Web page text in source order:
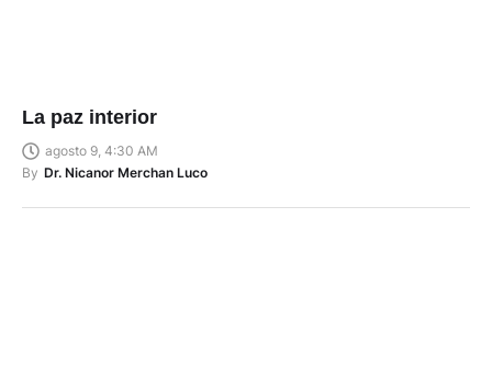
La paz interior
agosto 9, 4:30 AM
By Dr. Nicanor Merchan Luco